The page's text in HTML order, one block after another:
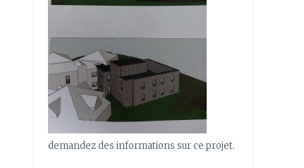
demandez des informations sur ce projet.